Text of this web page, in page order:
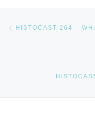
HISTOCAST 264 –